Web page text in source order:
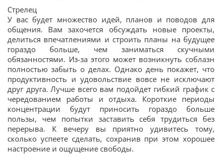
Стрелец
У вас будет множество идей, планов и поводов для
общения. Вам захочется обсуждать новые проекты,
делиться впечатлениями и строить планы на будущее
гораздо больше, чем заниматься скучными
обязанностями. Из-за этого может возникнуть соблазн
полностью забыть о делах. Однако день покажет, что
продуктивность и удовольствие вовсе не исключают
друг друга. Лучше всего вам подойдет гибкий график с
чередованием работы и отдыха. Короткие периоды
концентрации будут приносить гораздо больше
пользы, чем попытки заставить себя трудиться без
перерыва. К вечеру вы приятно удивитесь тому,
сколько успеете сделать, сохранив при этом хорошее
настроение и ощущение свободы.